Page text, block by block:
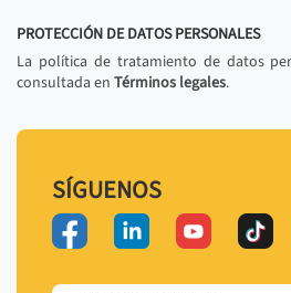
PROTECCIÓN DE DATOS PERSONALES
La política de tratamiento de datos
consultada en Términos legales.
SÍGUENOS